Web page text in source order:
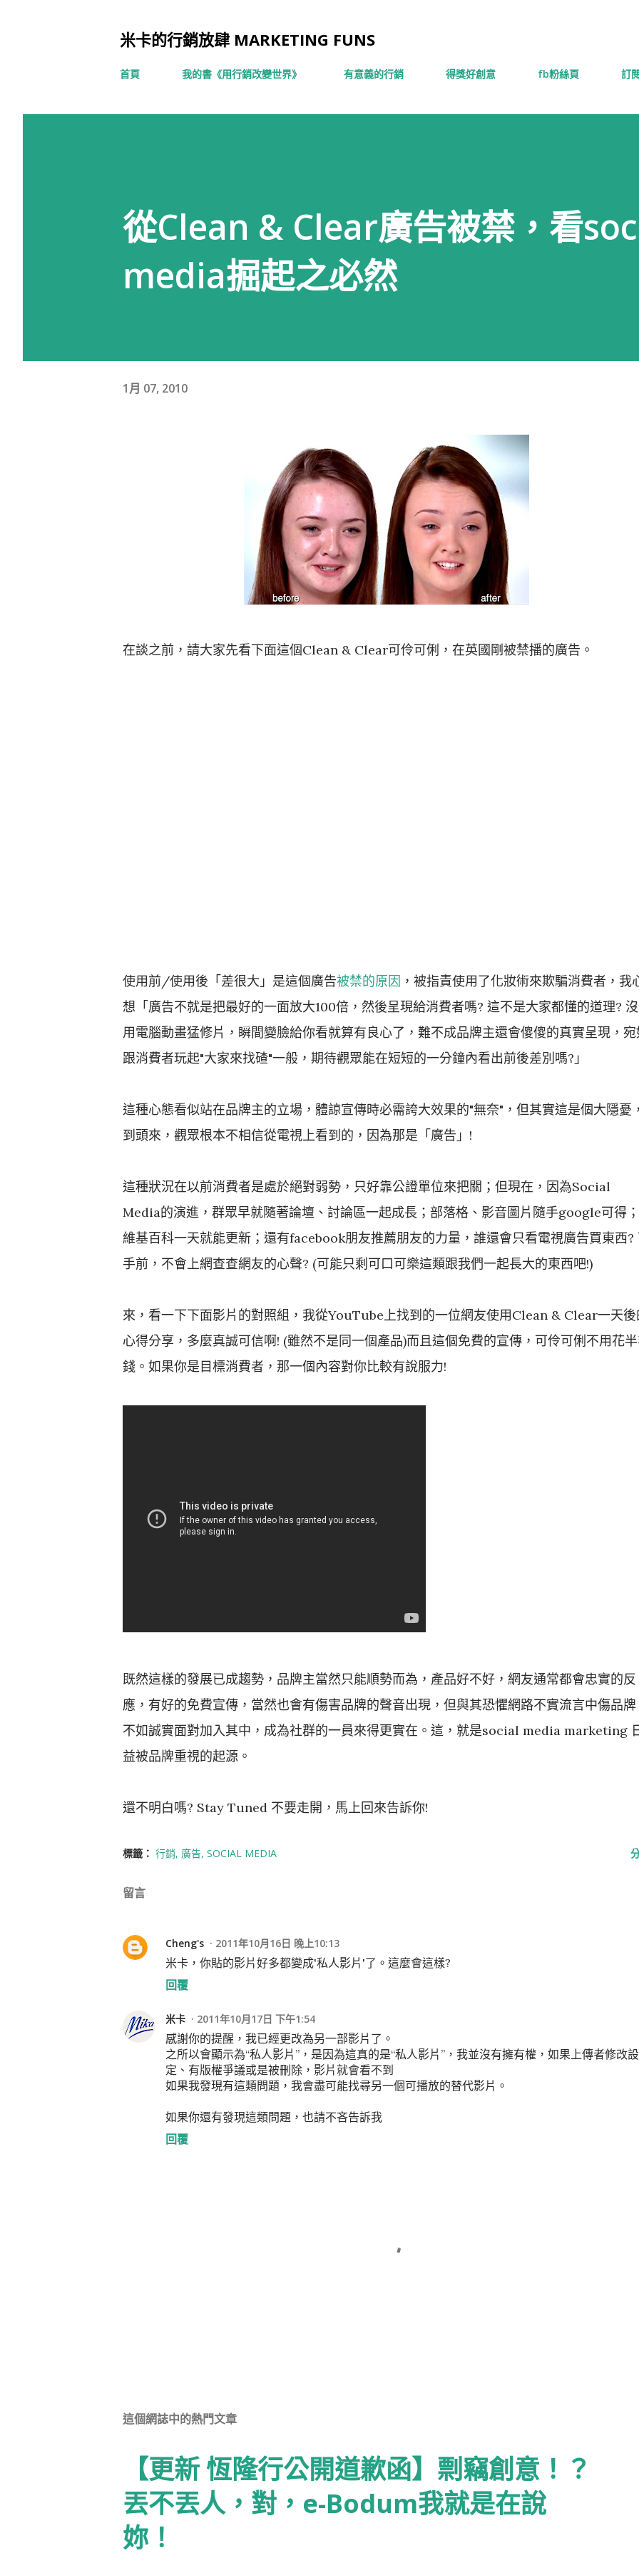
米卡的行銷放肆 MARKETING FUNS
首頁 我的書《用行銷改變世界》 有意義的行銷 得獎好創意 fb粉絲頁 訂
從Clean & Clear廣告被禁，看
media掘起之必然
1月 07, 2010
在談之前，請大家先看下面這個Clean & Clear可伶可俐，在英國剛被禁播的廣告。
使用前/使用後「差很大」是這個廣告被禁的原因 ，被指責使用了化妝術來欺騙消費者，我
想「廣告不就是把最好的一面放大100倍，然後呈現給消費者嗎? 這不是大家都懂的道理? 沒
用電腦動畫猛修片，瞬間變臉給你看就算有良心了，難不成品牌主還會傻傻的真實呈現，
跟消費者玩起"大家來找碴"一般，期待觀眾能在短短的一分鐘內看出前後差別嗎?」
這種心態看似站在品牌主的立場，體諒宣傳時必需誇大效果的"無奈"，但其實這是個大隱憂
到頭來，觀眾根本不相信從電視上看到的，因為那是「廣告」!
這種狀況在以前消費者是處於絕對弱勢，只好靠公證單位來把關；但現在，因為Social
Media的演進，群眾早就隨著論壇、討論區一起成長；部落格、影音圖片隨手google可得；
維基百科一天就能更新；還有facebook朋友推薦朋友的力量，誰還會只看電視廣告買東西?
手前，不會上網查查網友的心聲? (可能只剩可口可樂這類跟我們一起長大的東西吧!)
來，看一下下面影片的對照組，我從YouTube上找到的一位網友使用Clean & Clear一天後
心得分享，多麼真誠可信啊! (雖然不是同一個產品)而且這個免費的宣傳，可伶可俐不用花
錢。如果你是目標消費者，那一個內容對你比較有說服力!
既然這樣的發展已成趨勢，品牌主當然只能順勢而為，產品好不好，網友通常都會忠實的反
應，有好的免費宣傳，當然也會有傷害品牌的聲音出現，但與其恐懼網路不實流言中傷品
不如誠實面對加入其中，成為社群的一員來得更實在。這，就是social media marketing
益被品牌重視的起源。
還不明白嗎? Stay Tuned 不要走開，馬上回來告訴你!
標籤： 行銷 廣告 SOCIAL MEDIA
留言
Cheng's 2011年10月16日 晚上10:13
米卡，你貼的影片好多都變成'私人影片'了。這麼會這樣?
回覆
米卡 2011年10月17日 下午1:54
感謝你的提醒，我已經更改為另一部影片了。
之所以會顯示為“私人影片”，是因為這真的是“私人影片”，我並沒有擁有權，如果上傳者修改設
定、有版權爭議或是被刪除，影片就會看不到
如果我發現有這類問題，我會盡可能找尋另一個可播放的替代影片。
如果你還有發現這類問題，也請不吝告訴我
回覆
這個網誌中的熱門文章
【更新 恆隆行公開道歉函】剽竊創意！？
丟不丟人，對，e-Bodum我就是在說
妳！